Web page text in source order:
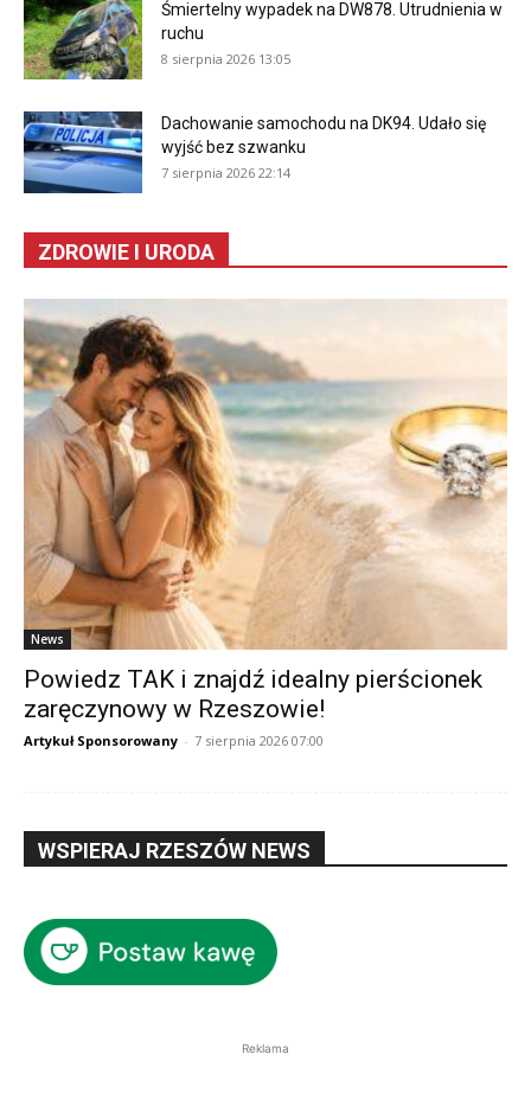
Śmiertelny wypadek na DW878. Utrudnienia w
ruchu
8 sierpnia 2026 13:05
Dachowanie samochodu na DK94. Udało się
wyjść bez szwanku
7 sierpnia 2026 22:14
ZDROWIE I URODA
News
Powiedz TAK i znajdź idealny pierścionek
zaręczynowy w Rzeszowie!
Artykuł Sponsorowany - 7 sierpnia 2026 07:00
WSPIERAJ RZESZÓW NEWS
Reklama